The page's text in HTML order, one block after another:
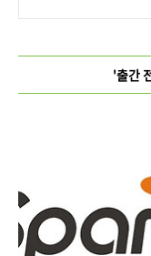
'출간